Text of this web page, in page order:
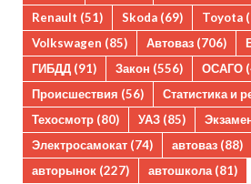
Renault (51) Skoda (69) Toyota
Volkswagen (85) Автоваз (706)
ГИБДД (91) Закон (556) ОСАГО
Происшествия (56) Статистика и
Техосмотр (80) УАЗ (85)
Электросамокат (74) автоваз (88)
авторынок (227) автошкола (81)